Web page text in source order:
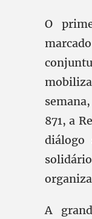
O
871, a
diálogo
A